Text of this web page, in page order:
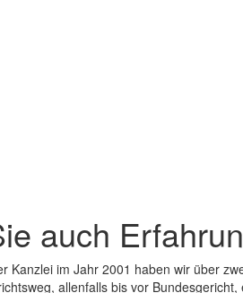
auch
Kanzlei im Jahr 2001 haben wir über
allenfalls bis vor Bundesgericht,